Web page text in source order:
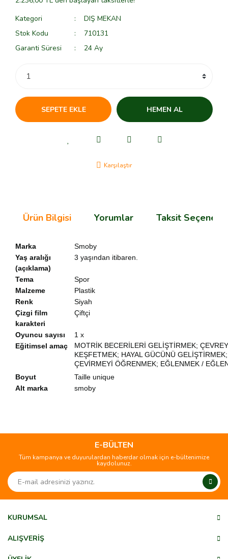
Kategori
DIŞ MEKAN
Stok Kodu
710131
Garanti Süresi
24 Ay
SEPETE EKLE HEMEN AL
Karşılaştır
Ürün Bilgisi Yorumlar Taksit
Marka
Smoby
Yaş aralığı
(açıklama)
3 yaşından itibaren.
Tema
Spor
Malzeme
Plastik
Renk
Siyah
Çizgi film
karakteri
Çiftçi
Oyuncu sayısı
1 x
Eğitimsel amaç
MOTRİK BECERİLERİ GELİŞTİRMEK;
KEŞFETMEK; HAYAL GÜCÜNÜ
ÇEVİRMEYİ ÖĞRENMEK; EĞLENMEK /
Boyut
Taille unique
Alt marka
smoby
Yorum Yaz
kullanarak tarafımıza iletebilirsiniz.
Görüş ve önerileriniz için teşekkür ederiz.
Ürün açıklamasında eksik bilgiler bulunuyor.
Ürün bilgilerinde hatalar bulunuyor.
E-BÜLTEN
Tüm kampanya ve duyurulardan haberdar olmak için e-bültenimize
kaydolunuz.
KURUMSAL
ALIŞVERİŞ